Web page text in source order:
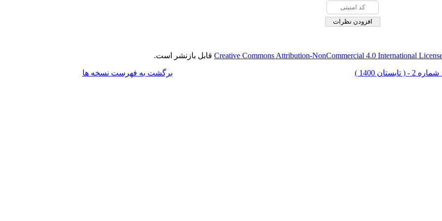
Creative Commons Attribution-NonCommercial 4.0 International قابل بازنشر است.
برگشت به فهرست نسخه ها